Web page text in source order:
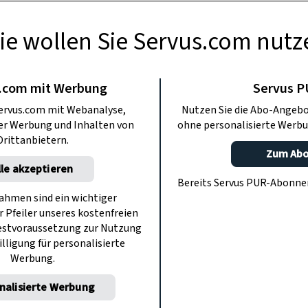
Stärkung der
wie Bohnen, etwa so groß wie
ist enorm. Hier finden Sie ein
von Apotheker Arnold Achmüller.
wollen Sie Servus.com
mit Werbung
mit Webanalyse,
Werbung und Inhalten von
akzeptieren
sind ein wichtiger
unseres kostenfreien
zur Nutzung
für personalisierte
Werbung.
Werbung
Servus
Nutzen Sie die Abo-
ohne personalisierte
Zum
Bereits Servus PUR-